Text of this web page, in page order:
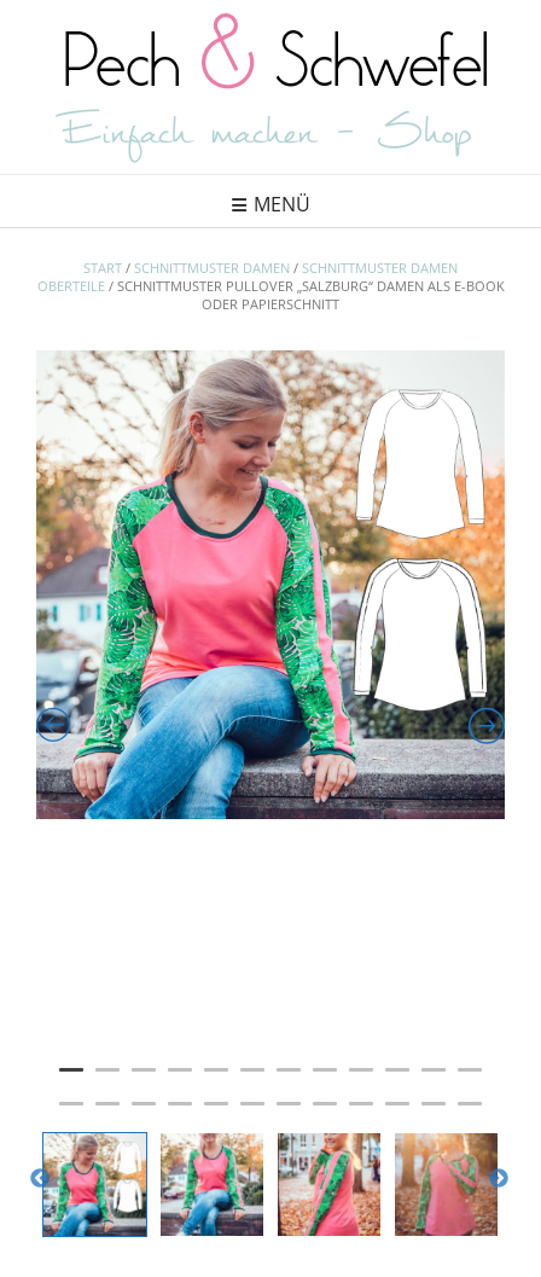
content
MENÜ
START / SCHNITTMUSTER DAMEN / SCHNITTMUSTER DAMEN
OBERTEILE/ SCHNITTMUSTER PULLOVER „SALZBURG“ DAMEN ALS E-BOOK
ODER PAPIERSCHNITT